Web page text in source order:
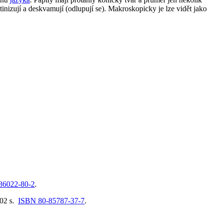
a deskvamují (odlupují se). Makroskopicky je lze vidět jako
80-2.
s. ISBN 80-85787-37-7.